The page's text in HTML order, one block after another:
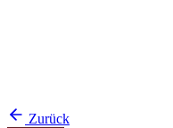
Zurück